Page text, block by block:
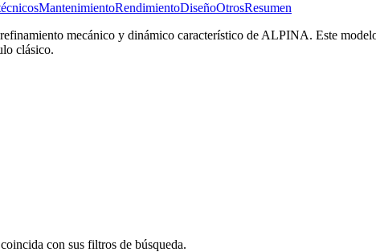
MantenimientoRendimientoDiseñoOtrosResumen
mecánico y dinámico característico de ALPINA. Este
clásico.
con sus filtros de búsqueda.